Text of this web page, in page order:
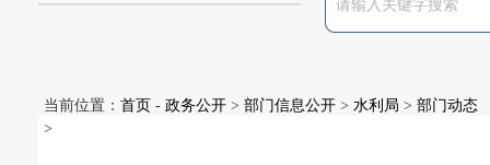
当前位置： 首页 - 政务公开 > 部门信息公开 > 水利局 > 部门动态
>